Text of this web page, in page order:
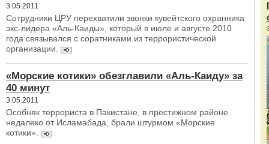
3.05.2011
Сотрудники ЦРУ перехватили звонки кувейтского охранника
экс-лидера «Аль-Каиды», который в июле и августе 2010
года связывался с соратниками из террористической
организации.
«Морские котики» обезглавили «Аль-Каиду» за
40 минут
3.05.2011
Особняк террориста в Пакистане, в престижном районе
недалеко от Исламабада, брали штурмом «Морские
котики».